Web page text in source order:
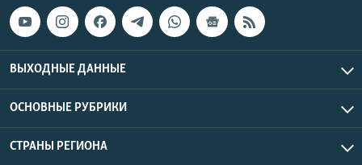
ВЫХОДНЫЕ ДАННЫЕ
ОСНОВНЫЕ РУБРИКИ
СТРАНЫ РЕГИОНА